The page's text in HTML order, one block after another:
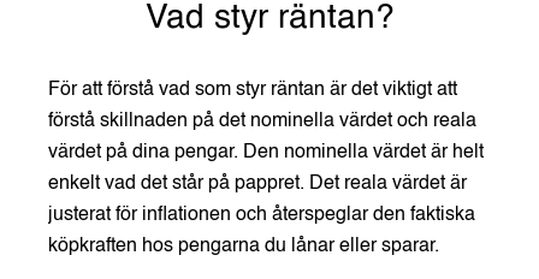
Vad styr räntan?
För att förstå vad som styr räntan är det viktigt att
förstå skillnaden på det nominella värdet och reala
värdet på dina pengar. Den nominella värdet är helt
enkelt vad det står på pappret. Det reala värdet är
justerat för inflationen och återspeglar den faktiska
köpkraften hos pengarna du lånar eller sparar.